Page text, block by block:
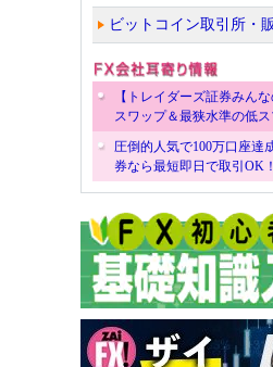
ビットコイン取引所・
【トレイダーズ証券みん
スワップ＆最狭水準の低ス
圧倒的人気で100万口座達
券なら最短即日で取引OK！